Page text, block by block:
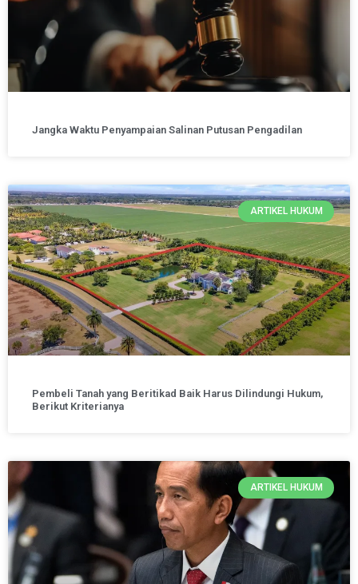
Jangka Waktu Penyampaian Salinan Putusan Pengadilan
ARTIKEL HUKUM
Pembeli Tanah yang Beritikad Baik Harus Dilindungi Hukum,
Berikut Kriterianya
ARTIKEL HUKUM